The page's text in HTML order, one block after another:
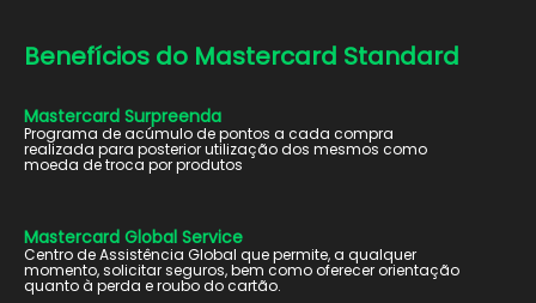
Benefícios do Mastercard Standard
Mastercard Surpreenda
Programa de acúmulo de pontos a cada compra
realizada para posterior utilização dos mesmos como
moeda de troca por produtos
Mastercard Global Service
Centro de Assistência Global que permite, a qualquer
momento, solicitar seguros, bem como oferecer orientação
quanto à perda e roubo do cartão.